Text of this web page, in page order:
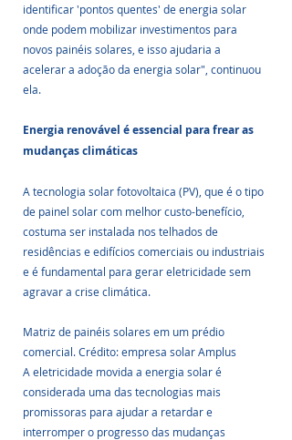
identificar 'pontos quentes' de energia solar
onde podem mobilizar investimentos para
novos painéis solares, e isso ajudaria a
acelerar a adoção da energia solar", continuou
ela.
Energia renovável é essencial para frear as
mudanças climáticas
A tecnologia solar fotovoltaica (PV), que é o tipo
de painel solar com melhor custo-benefício,
costuma ser instalada nos telhados de
residências e edifícios comerciais ou industriais
e é fundamental para gerar eletricidade sem
agravar a crise climática.
Matriz de painéis solares em um prédio
comercial. Crédito: empresa solar Amplus
A eletricidade movida a energia solar é
considerada uma das tecnologias mais
promissoras para ajudar a retardar e
interromper o progresso das mudanças